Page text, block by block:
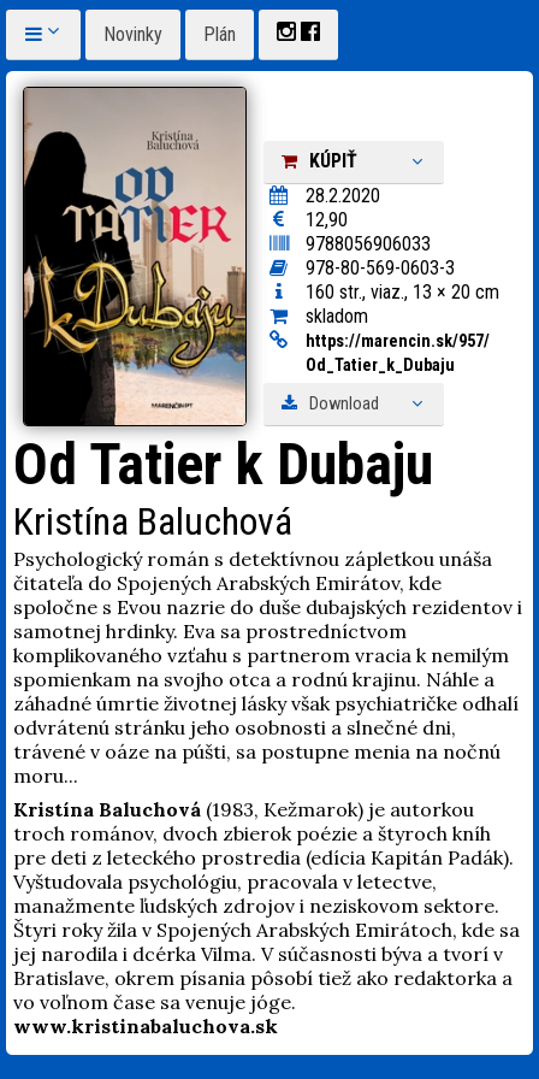
Novinky Plán
KÚPIŤ
28.2.2020
12,90
9788056906033
978-80-569-0603-3
160 str., viaz., 13 × 20 cm
skladom
https://marencin.sk/957/
Od_Tatier_ k_ Dubaju
Download
Od Tatier k Dubaju
Kristína Baluchová
Psychologický román s detektívnou zápletkou unáša
čitateľa do Spojených Arabských Emirátov, kde
spoločne s Evou nazrie do duše dubajských rezidentov i
samotnej hrdinky. Eva sa prostredníctvom
komplikovaného vzťahu s partnerom vracia k nemilým
spomienkam na svojho otca a rodnú krajinu. Náhle a
záhadné úmrtie životnej lásky však psychiatričke odhalí
odvrátenú stránku jeho osobnosti a slnečné dni,
trávené v oáze na púšti, sa postupne menia na nočnú
moru...
Kristína Baluchová(1983, Kežmarok) je autorkou
troch románov, dvoch zbierok poézie a štyroch kníh
pre deti z leteckého prostredia (edícia Kapitán Padák).
Vyštudovala psychológiu, pracovala v letectve,
manažmente ľudských zdrojov i neziskovom sektore.
Štyri roky žila v Spojených Arabských Emirátoch, kde sa
jej narodila i dcérka Vilma. V súčasnosti býva a tvorí v
Bratislave, okrem písania pôsobí tiež ako redaktorka a
vo voľnom čase sa venuje jóge.
www.kristinabaluchova.sk